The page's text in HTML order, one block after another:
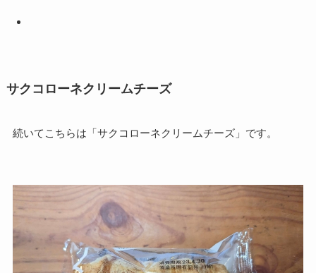
サクコローネクリームチーズ
続いてこちらは「サクコローネクリームチーズ」です。